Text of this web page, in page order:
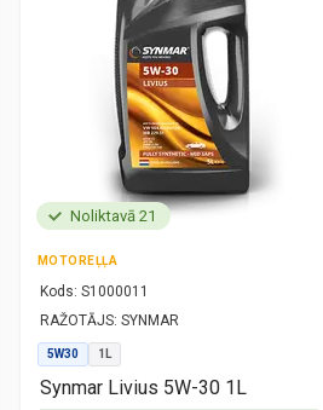
Noliktavā 21
MOTOREĻĻA
Kods: S1000011
RAŽOTĀJS: SYNMAR
5W30 1L
Synmar Livius 5W-30 1L